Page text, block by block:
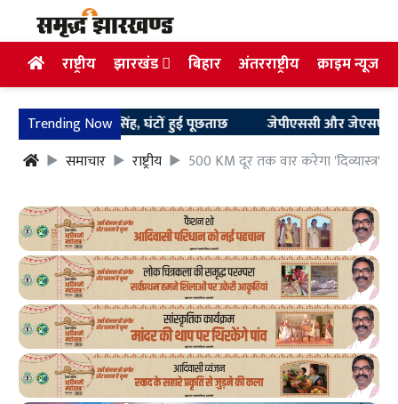
राष्ट्रीय झारखंड बिहार अंतरराष्ट्रीय क्राइम न्यूज
Trending Now
हुए अरुण सिंह, घंटों हुई पूछताछ
जेपीएससी और जेएसएससी छात्रों
समाचार
राष्ट्रीय 500 KM दूर तक वार करेगा 'दिव्यास्त्र'!